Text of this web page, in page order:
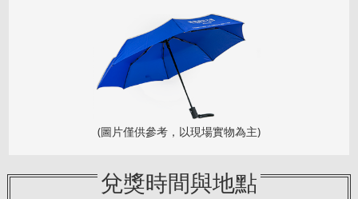
(圖片僅供參考，以現場實物為主)
兌獎時間與地點